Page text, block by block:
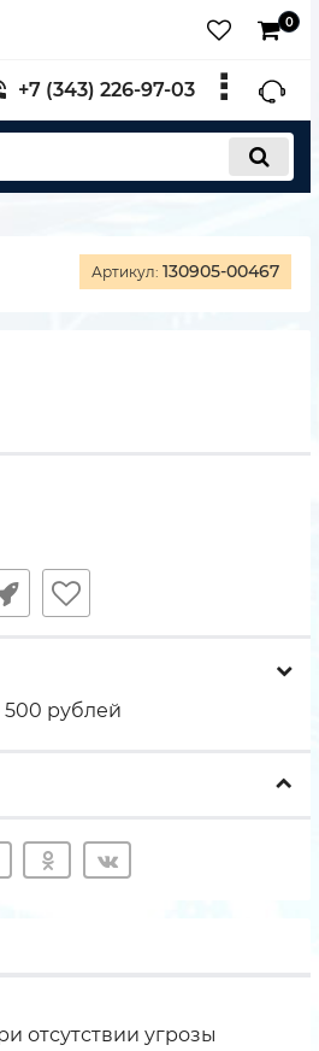
0
+7 (343) 226-97-03
Артикул: 130905-00467
500 рублей
отсутствии угрозы